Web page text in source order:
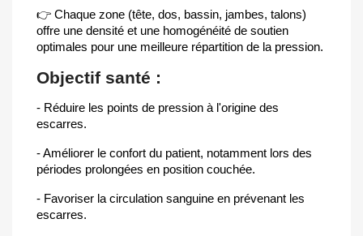
👉 Chaque zone (tête, dos, bassin, jambes, talons)
offre une densité et une homogénéité de soutien
optimales pour une meilleure répartition de la pression.
Objectif santé :
- Réduire les points de pression à l'origine des
escarres.
- Améliorer le confort du patient, notamment lors des
périodes prolongées en position couchée.
- Favoriser la circulation sanguine en prévenant les
escarres.